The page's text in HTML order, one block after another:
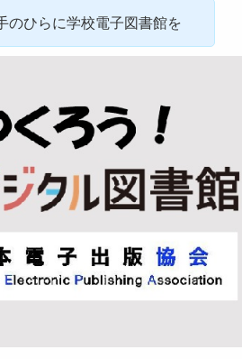
のひらに学校電子図書館を